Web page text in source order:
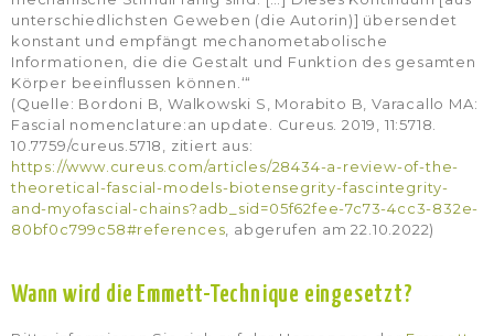
unterschiedlichsten Geweben (die Autorin)] übersendet
konstant und empfängt mechanometabolische
Informationen, die die Gestalt und Funktion des gesamten
Körper beeinflussen können.‘“
(Quelle: Bordoni B, Walkowski S, Morabito B, Varacallo MA:
Fascial nomenclature:an update. Cureus. 2019, 11:5718.
10.7759/cureus.5718, zitiert aus:
https://www.cureus.com/articles/28434-a-review-of-the-
theoretical-fascial-models-biotensegrity-fascintegrity-
and-myofascial-chains?adb_sid=05f62fee-7c73-4cc3-832e-
80bf0c799c58#references , abgerufen am 22.10.2022)
Wann wird die Emmett-Technique eingesetzt?